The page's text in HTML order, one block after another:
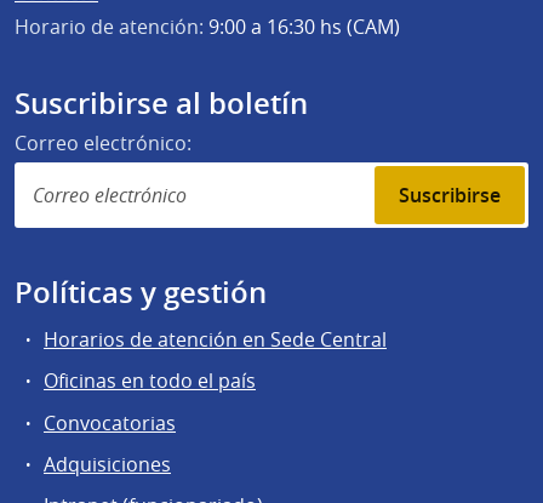
Horario de atención: 9:00 a 16:30 hs (CAM)
Suscribirse al boletín
Correo electrónico:
Suscribirse
Políticas y gestión
Horarios de atención en Sede Central
Oficinas en todo el país
Convocatorias
Adquisiciones